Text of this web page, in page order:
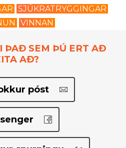
SJÚKRATRYGGINGAR
VINNAN
ÞAÐ SEM ÞÚ ERT AÐ
AÐ?
póst